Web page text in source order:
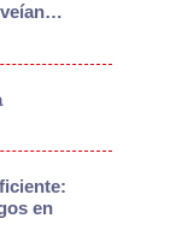
veían…
en